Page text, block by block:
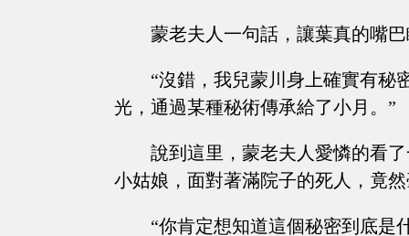
蒙老夫人一句話，讓葉真的嘴
“沒錯，我兒蒙川身上確實有秘
光，通過某種秘術傳承給了小月。”
說到這里，蒙老夫人愛憐的看
小姑娘，面對著滿院子的死人，竟
“你肯定想知道這個秘密到底是